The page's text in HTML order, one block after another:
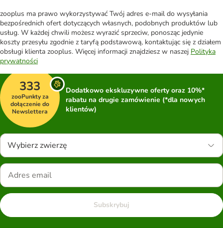
zooplus ma prawo wykorzystywać Twój adres e-mail do wysyłania
bezpośrednich ofert dotyczących własnych, podobnych produktów lub
usług. W każdej chwili możesz wyrazić sprzeciw, ponosząc jedynie
koszty przesyłu zgodnie z taryfą podstawową, kontaktując się z działem
obsługi klienta zooplus. Więcej informacji znajdziesz w naszej Polityka
prywatności
333
zooPunkty za
dołączenie do
Newslettera
Dodatkowo ekskluzywne oferty oraz 10%*
rabatu na drugie zamówienie (*dla nowych
klientów)
Wybierz zwierzę
Subskrybuj